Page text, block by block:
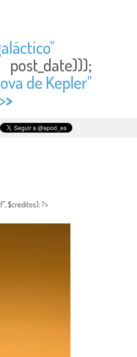
post_date)));
de Kepler"
>
$creditos); ?>